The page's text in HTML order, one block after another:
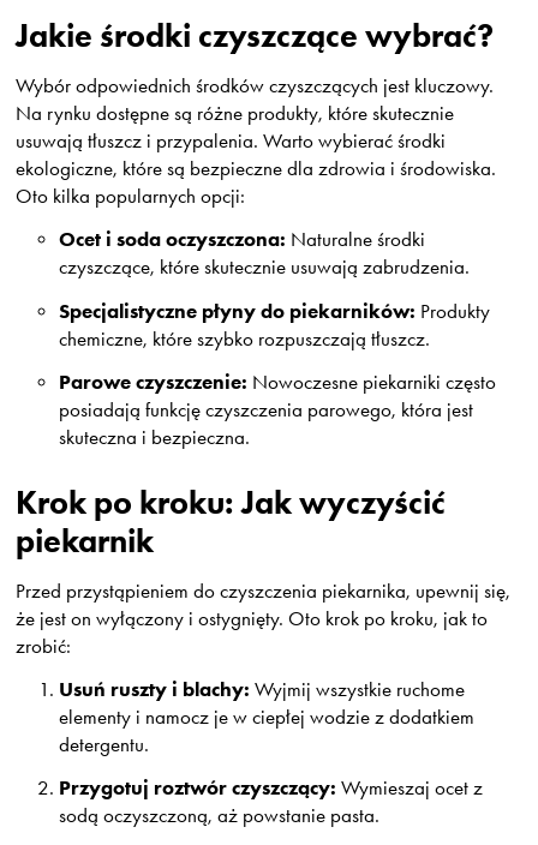
Jakie środki czyszczące wybrać?
Wybór odpowiednich środków czyszczących jest kluczowy.
Na rynku dostępne są różne produkty, które skutecznie
usuwają tłuszcz i przypalenia. Warto wybierać środki
ekologiczne, które są bezpieczne dla zdrowia i środowiska.
Oto kilka popularnych opcji:
Ocet i soda oczyszczona: Naturalne środki
czyszczące, które skutecznie usuwają zabrudzenia.
Specjalistyczne płyny do piekarników: Produkty
chemiczne, które szybko rozpuszczają tłuszcz.
Parowe czyszczenie: Nowoczesne piekarniki często
posiadają funkcję czyszczenia parowego, która jest
skuteczna i bezpieczna.
Krok po kroku: Jak wyczyścić
piekarnik
Przed przystąpieniem do czyszczenia piekarnika, upewnij się,
że jest on wyłączony i ostygnięty. Oto krok po kroku, jak to
zrobić:
Usuń ruszty i blachy: Wyjmij wszystkie ruchome
elementy i namocz je w ciepłej wodzie z dodatkiem
detergentu.
Przygotuj roztwór czyszczący: Wymieszaj ocet z
sodą oczyszczoną, aż powstanie pasta.